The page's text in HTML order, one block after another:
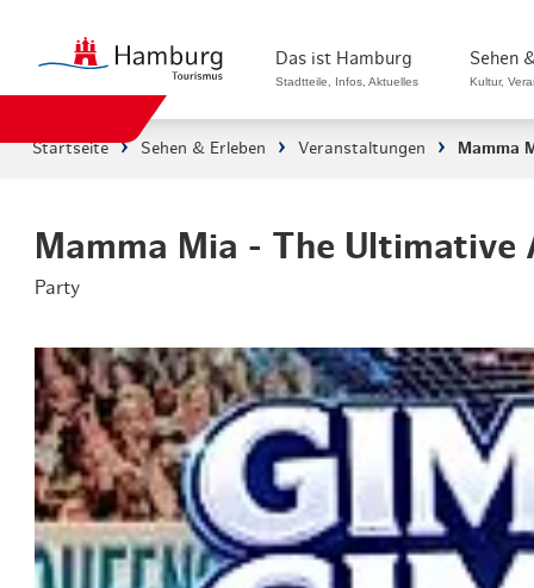
Das ist Hamburg
Stadtteile, Infos, Aktuelles
Die Welt in Hamburg
Hamburg das ganze Jahr
Hamburg für...
Infos & Mobilität
Sehen
Kultur,
Kultur &
Hamburg
Radfahren
Routen &
Startseite Sehen & Erleben Veranstaltungen Mamma
Mamma Mia - The Ultimative
Party